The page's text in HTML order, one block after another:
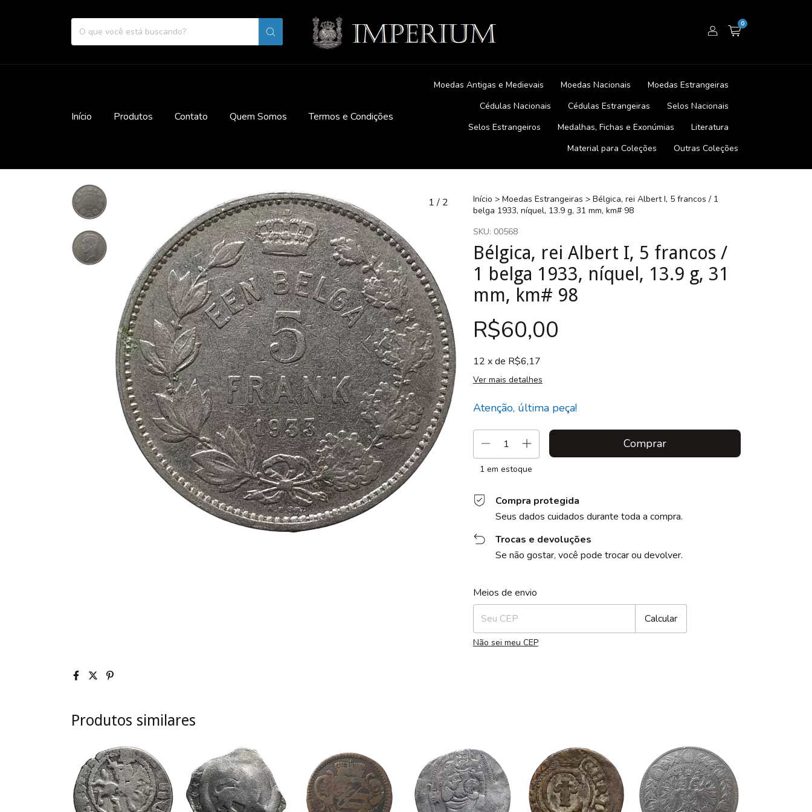
0
Início Produtos Contato Quem Somos Termos e Condições
Moedas Antigas e Medievais Moedas Nacionais
Moedas Estrangeiras
Cédulas Nacionais
Cédulas Estrangeiras
Selos Nacionais
Selos Estrangeiros
Medalhas, Fichas e Exonúmias
Literatura
Material para Coleções
Outras Coleções
1/ 2 Início > Moedas Estrangeiras > Bélgica, rei Albert I, 5 francos / 1
belga 1933, níquel, 13.9 g, 31 mm, km# 98
SKU: 00568
Bélgica, rei Albert I, 5 francos /
1 belga 1933, níquel, 13.9 g, 31
mm, km# 98
R$60,00
12 x de R$6,17
Ver mais detalhes
Atenção, última peça!
1 em estoque
Compra protegida
Seus dados cuidados durante toda a compra.
Trocas e devoluções
Se não gostar, você pode trocar ou devolver.
Entregas para o CEP:
Meios de envio
Calcular
Não sei meu CEP
Produtos similares